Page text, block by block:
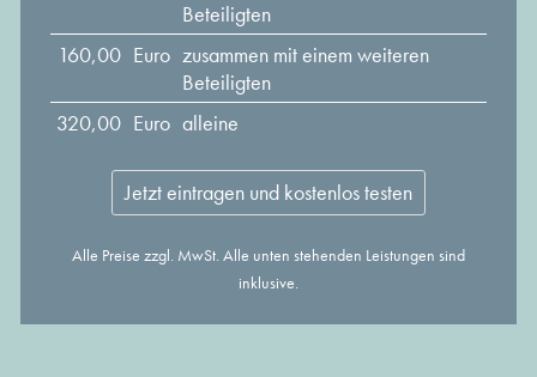
Beteiligten
160,00 Euro zusammen mit einem weiteren
Beteiligten
320,00 Euro alleine
Jetzt eintragen und kostenlos testen
Alle Preise zzgl. MwSt. Alle unten stehenden Leistungen sind
inklusive.